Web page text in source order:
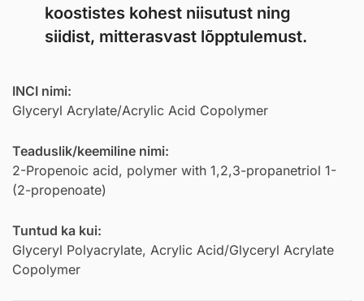
koostistes kohest niisutust ning
siidist, mitterasvast lõpptulemust.
INCI nimi:
Glyceryl Acrylate/Acrylic Acid Copolymer
Teaduslik/keemiline nimi:
2-Propenoic acid, polymer with 1,2,3-propanetriol 1-
(2-propenoate)
Tuntud ka kui:
Glyceryl Polyacrylate, Acrylic Acid/Glyceryl Acrylate
Copolymer